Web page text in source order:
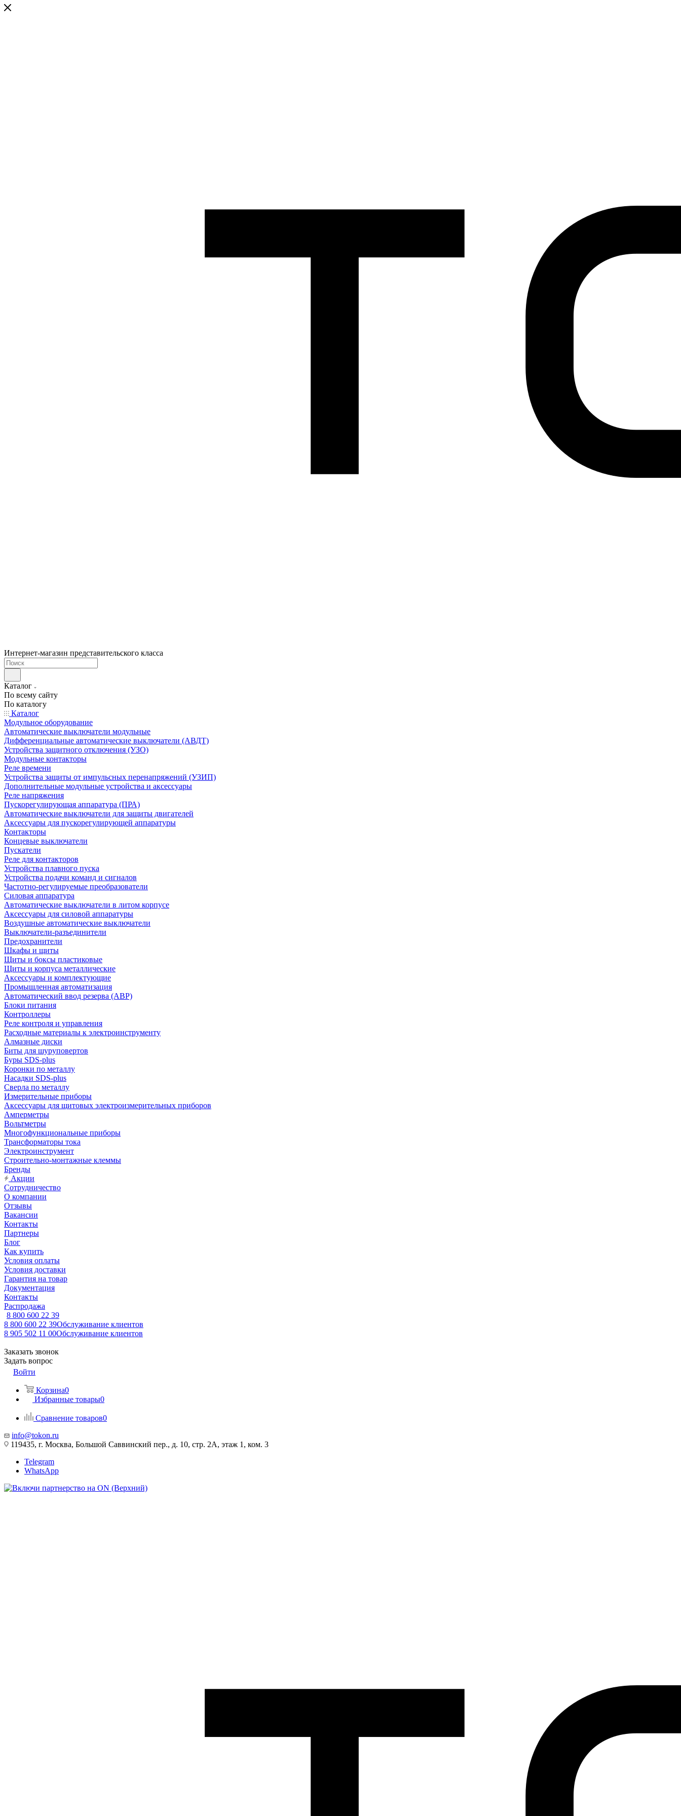
Интернет-магазин представительского класса
Каталог
По всему сайту
По каталогу
Каталог
Модульное оборудование
Автоматические выключатели модульные
Дифференциальные автоматические выключатели (АВДТ)
Устройства защитного отключения (УЗО)
Модульные контакторы
Реле времени
Устройства защиты от импульсных перенапряжений (УЗИП)
Дополнительные модульные устройства и аксессуары
Реле напряжения
Пускорегулирующая аппаратура (ПРА)
Автоматические выключатели для защиты двигателей
Аксессуары для пускорегулирующей аппаратуры
Контакторы
Концевые выключатели
Пускатели
Реле для контакторов
Устройства плавного пуска
Устройства подачи команд и сигналов
Частотно-регулируемые преобразователи
Силовая аппаратура
Автоматические выключатели в литом корпусе
Аксессуары для силовой аппаратуры
Воздушные автоматические выключатели
Выключатели-разъединители
Предохранители
Шкафы и щиты
Щиты и боксы пластиковые
Щиты и корпуса металлические
Аксессуары и комплектующие
Промышленная автоматизация
Автоматический ввод резерва (АВР)
Блоки питания
Контроллеры
Реле контроля и управления
Расходные материалы к электроинструменту
Алмазные диски
Биты для шуруповертов
Буры SDS-plus
Коронки по металлу
Насадки SDS-plus
Сверла по металлу
Измерительные приборы
Аксессуары для щитовых электроизмерительных приборов
Амперметры
Вольтметры
Многофункциональные приборы
Трансформаторы тока
Электроинструмент
Строительно-монтажные клеммы
Бренды
Акции
Сотрудничество
О компании
Отзывы
Вакансии
Контакты
Партнеры
Блог
Как купить
Условия оплаты
Условия доставки
Гарантия на товар
Документация
Контакты
Распродажа
8 800 600 22 39
8 800 600 22 39Обслуживание клиентов
8 905 502 11 00Обслуживание клиентов
Заказать звонок
Задать вопрос
Войти
Корзина0
Избранные товары0
Сравнение товаров0
info@tokon.ru
119435, г. Москва, Большой Саввинский пер., д. 10, стр. 2А, этаж 1, ком. 3
Telegram
WhatsApp